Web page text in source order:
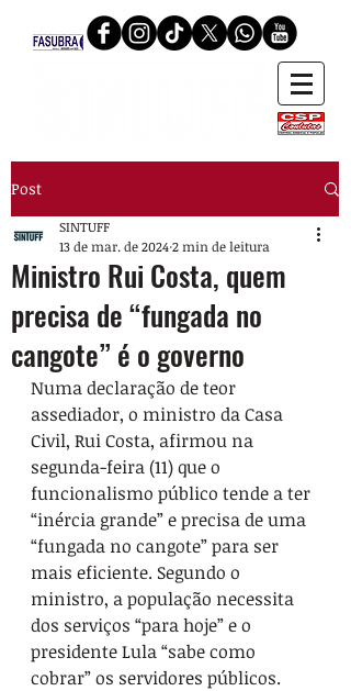
Post
Ministro Rui Costa, quem
precisa de “fungada no
cangote” é o governo
SINTUFF
13 de mar. de 20242 min de leitura
Numa declaração de teor
assediador, o ministro da Casa
Civil, Rui Costa, afirmou na
segunda-feira (11) que o
funcionalismo público tende a ter
“inércia grande” e precisa de uma
“fungada no cangote” para ser
mais eficiente. Segundo o
ministro, a população necessita
dos serviços “para hoje” e o
presidente Lula “sabe como
cobrar” os servidores públicos.